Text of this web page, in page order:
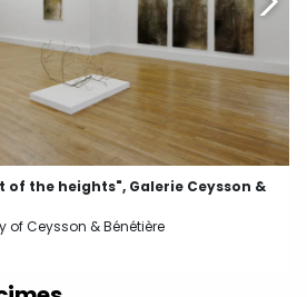
of the heights", Galerie Ceysson &
of Ceysson & Bénétière